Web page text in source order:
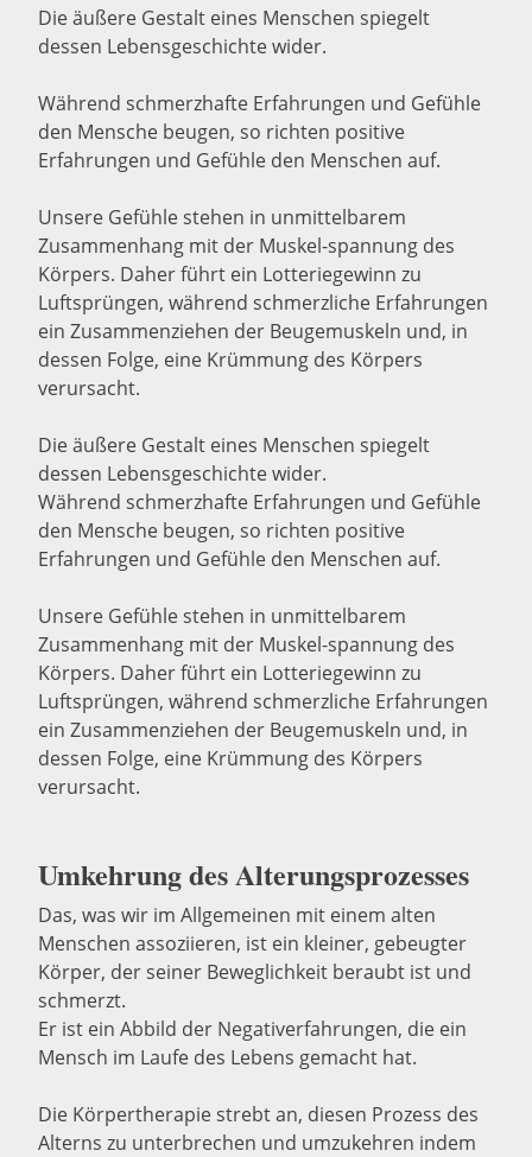
Die äußere Gestalt eines Menschen spiegelt
dessen Lebensgeschichte wider.
Während schmerzhafte Erfahrungen und Gefühle
den Mensche beugen, so richten positive
Erfahrungen und Gefühle den Menschen auf.
Unsere Gefühle stehen in unmittelbarem
Zusammenhang mit der Muskel-spannung des
Körpers. Daher führt ein Lotteriegewinn zu
Luftsprüngen, während schmerzliche Erfahrungen
ein Zusammenziehen der Beugemuskeln und, in
dessen Folge, eine Krümmung des Körpers
verursacht.
Die äußere Gestalt eines Menschen spiegelt
dessen Lebensgeschichte wider.
Während schmerzhafte Erfahrungen und Gefühle
den Mensche beugen, so richten positive
Erfahrungen und Gefühle den Menschen auf.
Unsere Gefühle stehen in unmittelbarem
Zusammenhang mit der Muskel-spannung des
Körpers. Daher führt ein Lotteriegewinn zu
Luftsprüngen, während schmerzliche Erfahrungen
ein Zusammenziehen der Beugemuskeln und, in
dessen Folge, eine Krümmung des Körpers
verursacht.
Umkehrung des Alterungsprozesses
Das, was wir im Allgemeinen mit einem alten
Menschen assoziieren, ist ein kleiner, gebeugter
Körper, der seiner Beweglichkeit beraubt ist und
schmerzt.
Er ist ein Abbild der Negativerfahrungen, die ein
Mensch im Laufe des Lebens gemacht hat.
Die Körpertherapie strebt an, diesen Prozess des
Alterns zu unterbrechen und umzukehren indem